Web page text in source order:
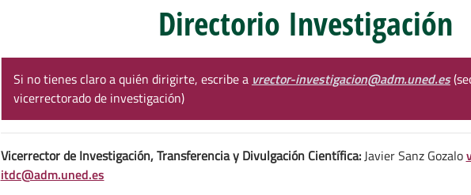
Directorio Investigación
Si no tienes claro a quién dirigirte, escribe a vrector-investigacion@adm.uned.es
vicerrectorado de investigación)
Vicerrector de Investigación, Transferencia y Divulgación Científica:Javier Sanz Gozalo
itdc@adm.uned.es